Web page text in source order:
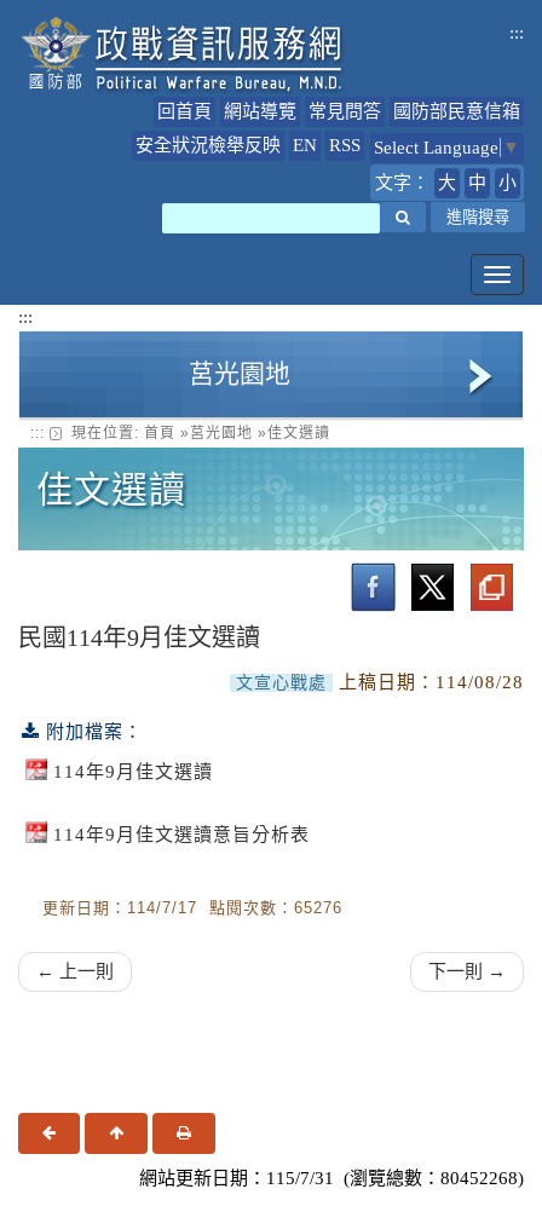
:::
回首頁 網站導覽 常見問答
國防部民意信箱
安全狀況檢舉反映
EN RSS Select Language ▼
文字：
大 中 小
進階搜尋
:::
莒光園地
莒光園地簡介
課程內容下載
莒光園地線上收視專頁
空中英語教室好想講英文
國軍軍歌推廣曲目
::: 現在位置: 首頁 »莒光園地 »佳文選讀
佳文選讀
民國114年9月佳文選讀
文宣心戰處 上稿日期： 114/08/28
附加檔案：
114年9月佳文選讀
114年9月佳文選讀意旨分析表
更新日期：114/7/17 點閱次數：65276
← 上一則 下一則 →
上一頁 回頂端 友善列印
網站更新日期：115/7/31 (瀏覽總數：80452268)